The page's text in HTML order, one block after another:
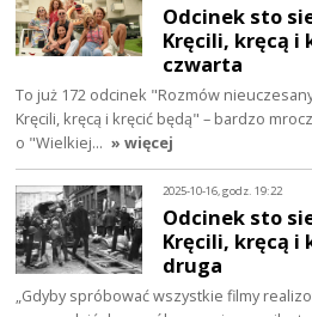
Odcinek sto
Kręcili, kręcą i
czwarta
To już 172 odcinek "Rozmów
Kręcili, kręcą i kręcić będą" – bardzo
o "Wielkiej… » więcej
2025-10-16, godz. 19:22
Odcinek sto
Kręcili, kręcą i
druga
„Gdyby spróbować wszystkie filmy